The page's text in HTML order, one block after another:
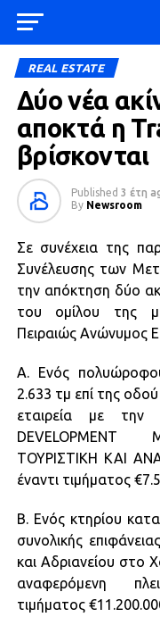
REAL ESTATE
Δύο νέα
αποκτά η
βρίσκονται
Published 3 έτη
By Newsroom
Σε συνέχεια της
Συνέλευσης των
την απόκτηση δύο
του ομίλου της
Πειραιώς Ανώνυμος
Α. Ενός πολυώροφου
2.633 τμ επί της
εταιρεία με την
ΤΟΥΡΙΣΤΙΚΗ ΚΑΙ
έναντι τιμήματος
Β. Ενός κτηρίου
συνολικής
και Αδριανείου στο
αναφερόμενη
τιμήματος